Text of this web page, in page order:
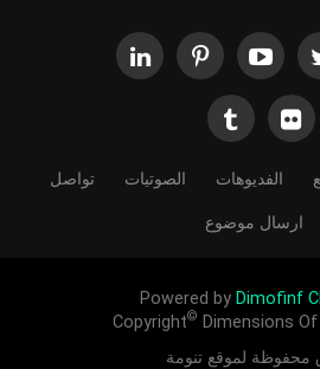
الفديوهات الصوتيات تواصل
ارسال موضوع
Powered by Dimofinf
Copyright© Dimensions
محفوظة لموقع تنومة